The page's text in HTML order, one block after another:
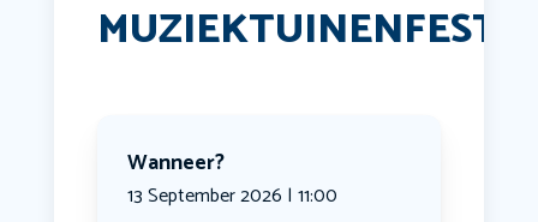
Wanneer?
13 September 2026 | 11:00